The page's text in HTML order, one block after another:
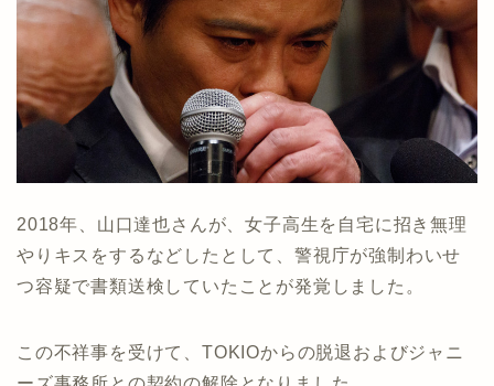
2018年、山口達也さんが、女子高生を自宅に招き無理
やりキスをするなどしたとして、警視庁が強制わいせ
つ容疑で書類送検していたことが発覚しました。
この不祥事を受けて、TOKIOからの脱退およびジャニ